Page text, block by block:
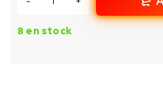
8 en stock